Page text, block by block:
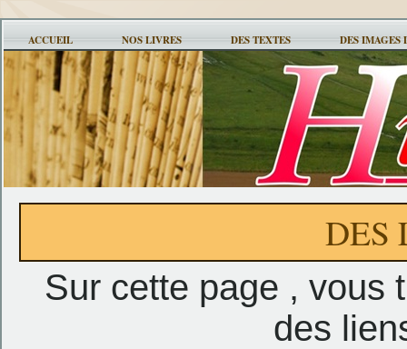
ACCUEIL NOS LIVRES DES TEXTES DES IMAGES
DES
Sur cette page , vous
des